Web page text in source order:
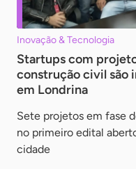
Inovação & Tecnologia
Startups com
construção civil são
em Londrina
Sete projetos em fase
no primeiro edital
cidade